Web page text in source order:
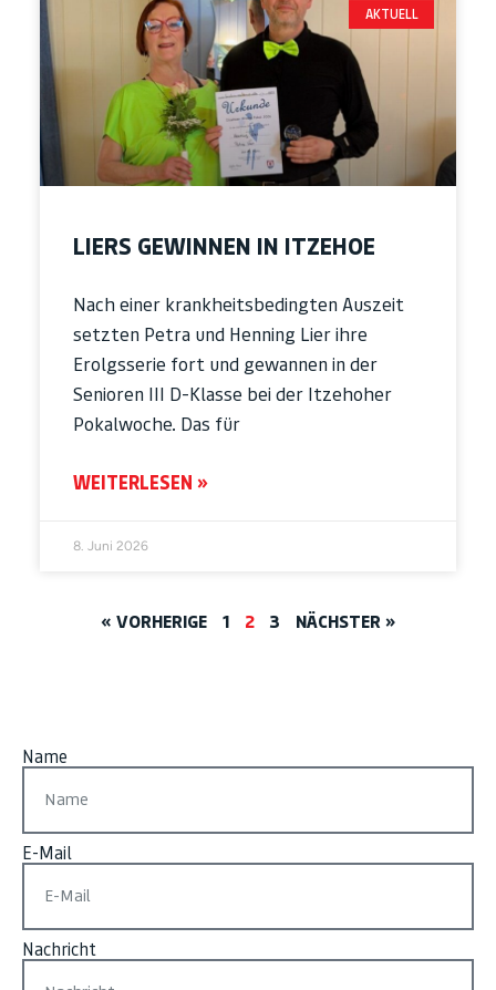
AKTUELL
LIERS GEWINNEN IN ITZEHOE
Nach einer krankheitsbedingten Auszeit
setzten Petra und Henning Lier ihre
Erolgsserie fort und gewannen in der
Senioren III D-Klasse bei der Itzehoher
Pokalwoche. Das für
WEITERLESEN »
8. Juni 2026
« VORHERIGE 1 2 3 NÄCHSTER »
Name
E-Mail
Nachricht